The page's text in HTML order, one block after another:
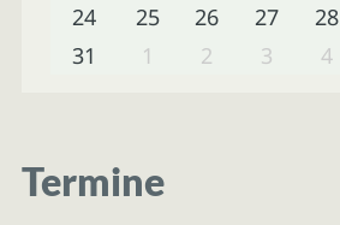
24
25 26 27 28
31
1 2 3 4
Termine